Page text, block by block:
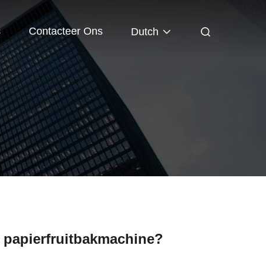
Contacteer Ons Dutch